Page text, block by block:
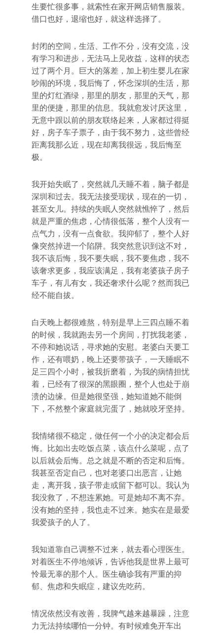
生要忙很多事，就索性在家开网店销售服装。
借口也好，退缩也好，就这样选择了。
封闭的空间，生活、工作不分，没有交流，没
有学习和进步，无法马上见收益，这样的状态
过了两个月。巨大的落差，加上初生婴儿在家
吵闹的环境，我后悔了，怀念深圳的生活，那
里的灯红酒绿，那里的朋友，那里的天气，那
里的便捷，那里的信息。我就愈发讨厌这里，
无意中跟以前的朋友联络起来，人家都过得挺
好，房子车子票子，由于我不努力，这些曾经
距离我那么近，现在却离我很远，我后悔至
极。
我开始失眠了，突然就几天睡不着，脑子都是
深圳和过去。我无法接受现状，现在的一切，
甚至女儿。持续的失眠人突然就憔悴了，然后
就是严重的焦虑，心情很低落，整个人没有一
点气力，没有一点食欲。我抑郁了，整个人好
像突然掉进一个陷阱。我突然意识到这不对，
我不该后悔，我不要失眠，我不要焦虑，我不
该奢求更多，我应该满足，我有老婆孩子房子
车子，有儿有女，我还奢求什么呢？然而我已
经不能自拔。
白天晚上都很难熬，特别是早上三四点睡不着
的时候，我就跑去另一个房间，打扰我老婆，
不停和她说话，寻求她的安慰。老婆白天要工
作，还有喂奶，晚上还要带孩子，一天睡眠不
足三四个小时，被我折磨着，为我的病情担忧
着，已经有了很深的黑眼圈，整个人也处于崩
溃的边缘。但是她很坚强，她知道她不能倒
下，不然整个家庭就完蛋了，她就咬牙坚持。
我情绪很不稳定，做任何一个小的决定都会后
悔。比如出去吃饭点菜，该点什么菜呢，点了
以后就会后悔。总之就是不断的否定和后悔。
我甚至否定自己，也对老婆口出恶言，让她
走，离开我，孩子带走或留下都可以。我认为
我没救了，不想连累她。可是她却不离不弃。
没有她的坚持，我也走不过来。她实在是最爱
我爱孩子的人了。
我知道靠自己调整不过来，就去看心理医生。
对着医生不停地倾诉，告诉他我是世界上最可
怜最无辜的那个人。医生确诊我有严重的抑
郁、焦虑和失眠症，建议先吃药。
情况依然没有改善，我脾气越来越暴躁，注意
力无法持续哪怕一分钟。有时候难免开车出